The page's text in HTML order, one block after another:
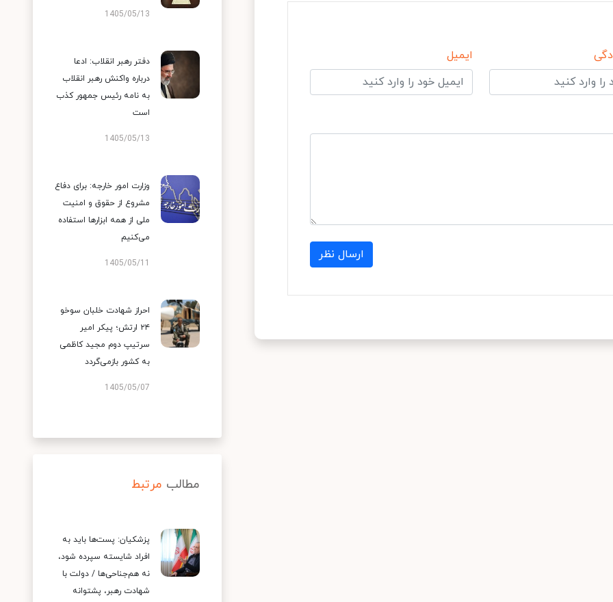
ایمیل
ارسال نظر
1405/05/13
دفتر رهبر انقلاب: ادعا
درباره واکنش رهبر انقلاب
به نامه رئیس جمهور کذب
است
1405/05/13
وزارت امور خارجه: برای دفاع
مشروع از حقوق و امنیت
ملی از همه ابزارها استفاده
می‌کنیم
1405/05/11
احراز شهادت خلبان سوخو
۲۴ ارتش؛ پیکر امیر
سرتیپ دوم مجید کاظمی
به کشور بازمی‌گردد
1405/05/07
مطالب مرتبط
پزشکیان: پست‌ها باید به
افراد شایسته سپرده شود،
نه هم‌جناحی‌ها / دولت با
شهادت رهبر، پشتوانه